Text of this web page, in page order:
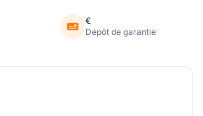
€
Dépôt de garantie